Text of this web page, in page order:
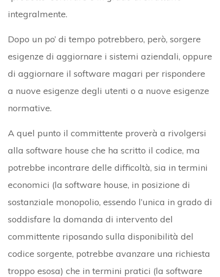
integralmente.
Dopo un po’ di tempo potrebbero, però, sorgere
esigenze di aggiornare i sistemi aziendali, oppure
di aggiornare il software magari per rispondere
a nuove esigenze degli utenti o a nuove esigenze
normative.
A quel punto il committente proverà a rivolgersi
alla software house che ha scritto il codice, ma
potrebbe incontrare delle difficoltà, sia in termini
economici (la software house, in posizione di
sostanziale monopolio, essendo l’unica in grado di
soddisfare la domanda di intervento del
committente riposando sulla disponibilità del
codice sorgente, potrebbe avanzare una richiesta
troppo esosa) che in termini pratici (la software